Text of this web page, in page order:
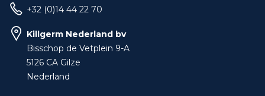
+32 (0)14 44 22 70
Killgerm Nederland bv
Bisschop de Vetplein 9-A
5126 CA Gilze
Nederland